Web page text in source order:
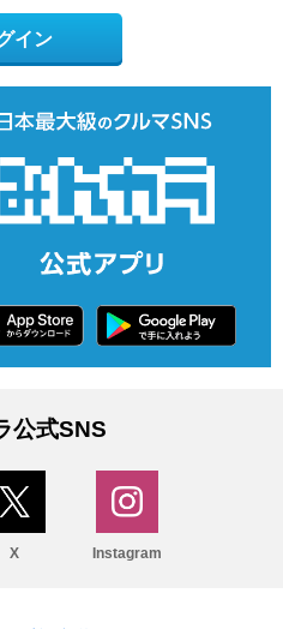
イン
公式SNS
X Instagram